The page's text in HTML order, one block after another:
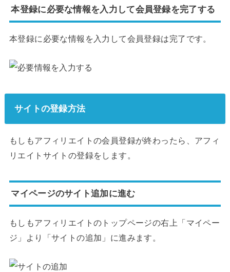
本登録に必要な情報を入力して会員登録を完了する
本登録に必要な情報を入力して会員登録は完了です。
サイトの登録方法
もしもアフィリエイトの会員登録が終わったら、アフィ
リエイトサイトの登録をします。
マイページのサイト追加に進む
もしもアフィリエイトのトップページの右上「マイペー
ジ」より「サイトの追加」に進みます。